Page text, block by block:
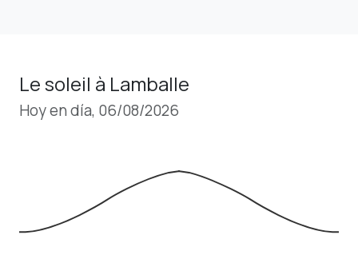
Le soleil à Lamballe
Hoy en día, 06/08/2026